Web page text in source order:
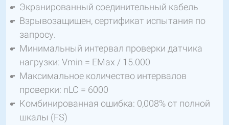
Экранированный соединительный кабель
Взрывозащищен, сертификат испытания по
запросу.
Минимальный интервал проверки датчика
нагрузки: Vmin = EMax / 15.000
Максимальное количество интервалов
проверки: nLC = 6000
Комбинированная ошибка: 0,008% от полной
шкалы (FS)